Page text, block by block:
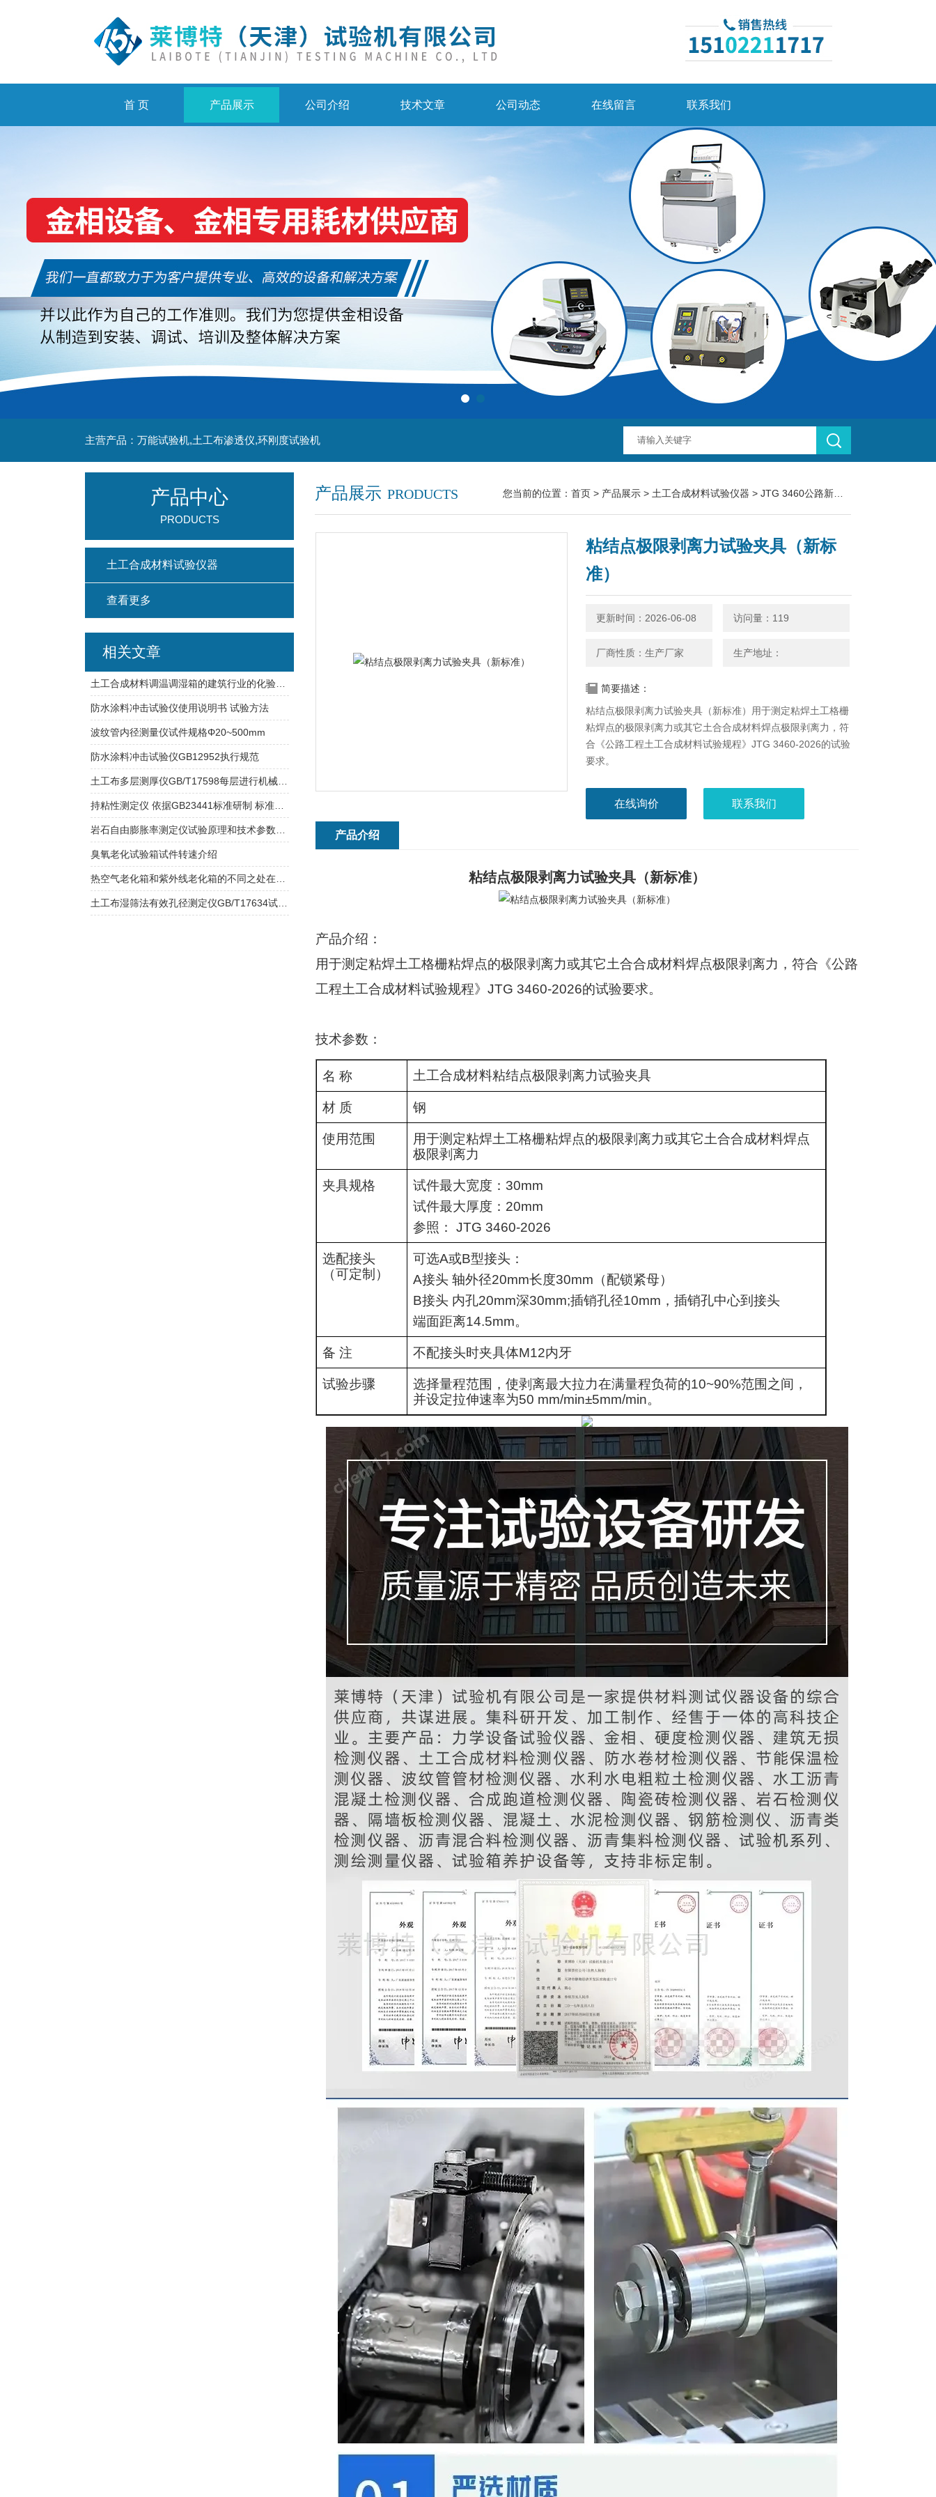
首 页 产品展示 公司介绍 技术文章 公司动态 在线留言 联系我们
主营产品：万能试验机,土工布渗透仪,环刚度试验机
产品展示 PRODUCTS 您当前的位置： 首页 > 产品展示 > 土工合成材料试验仪器 > JTG 3460公路新标准
粘结点极限剥离力试验夹具（新标
准）
更新时间：2026-06-08 访问量：119
厂商性质：生产厂家 生产地址：
简要描述：
粘结点极限剥离力试验夹具（新标准）用于测定粘焊土工格栅
粘焊点的极限剥离力或其它土合合成材料焊点极限剥离力，符
合《公路工程土工合成材料试验规程》JTG 3460-2026的试验
要求。
在线询价 联系我们
产品介绍
粘结点极限剥离力试验夹具（新标准）
产品介绍：
用于测定粘焊土工格栅粘焊点的极限剥离力或其它土合合成材料焊点极限剥离力，符合《公路
工程土工合成材料试验规程》 JTG 3460-2026的试验要求。
技术参数：
名 称 土工合成材料粘结点极限剥离力试验夹具
材 质 钢
使用范围
用于测定粘焊土工格栅粘焊点的极限剥离力或其它土合合成材料焊点
极限剥离力
夹具规格 试件最大宽度： 30mm
试件最大厚度： 20mm
参照： JTG 3460-2026
选配接头
（可定制）
可选A或B型接头：
A接头 轴外径20mm长度30mm （配锁紧母）
B接头 内孔20mm深30mm;插销孔径10mm ，插销孔中心到接头
端面距离14.5mm。
备 注 不配接头时夹具体M12内牙
试验步骤 选择量程范围，使剥离最大拉力在满量程负荷的10~90%范围之间，
并设定拉伸速率为50 mm/min±5mm/min。
产品中心
PRODUCTS
土工合成材料试验仪器
查看更多
相关文章
土工合成材料调温调湿箱的建筑行业的化验室的检测设备
防水涂料冲击试验仪使用说明书 试验方法
波纹管内径测量仪试件规格Φ20~500mm
防水涂料冲击试验仪GB12952执行规范
土工布多层测厚仪GB/T17598每层进行机械分离
持粘性测定仪 依据GB23441标准研制 标准压辊2000g±50g
臭氧老化试验箱试件转速介绍
热空气老化箱和紫外线老化箱的不同之处在哪里？
土工布湿筛法有效孔径测定仪GB/T17634试验原理